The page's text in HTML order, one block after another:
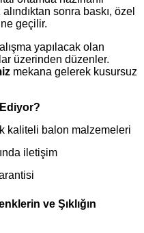
alındıktan sonra baskı, özel
geçilir.
yapılacak olan
üzerinden düzenler.
mekana gelerek kusursuz
kaliteli balon malzemeleri
iletişim
ve Şıklığın